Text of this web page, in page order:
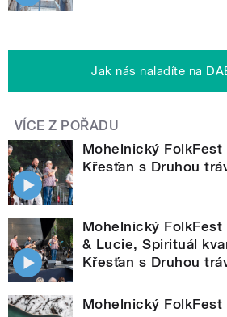
Jak nás naladíte na
VÍCE Z POŘADU
Mohelnický FolkFest
Křesťan s Druhou
Mohelnický FolkFest
& Lucie, Spirituál
Křesťan s Druhou
Mohelnický FolkFest